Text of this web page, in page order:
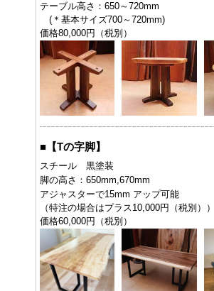
テーブル高さ：650～720mm
(＊基本サイズ700～720mm)
価格80,000円（税別）
■ 【Tの字脚】
スチール 黒塗装
脚の高さ：650mm,670mm
アジャスターで15mm アップ可能
（特注の場合はプラス10,000円（税別））
価格60,000円（税別）